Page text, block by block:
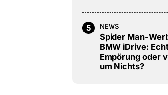
5 NEWS
Spider Man-
BMW iDrive:
Empörung oder
um Nichts?